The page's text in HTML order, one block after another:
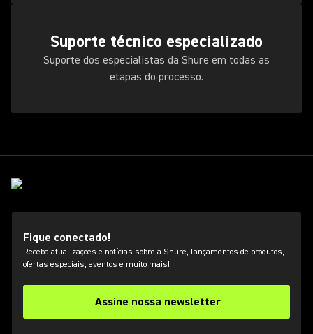
Suporte técnico especializado
Suporte dos especialistas da Shure em todas as
etapas do processo.
Fique conectado!
Receba atualizações e notícias sobre a Shure, lançamentos de produtos,
ofertas especiais, eventos e muito mais!
Assine nossa newsletter